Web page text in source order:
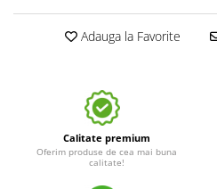
Adauga la Favorite
Calitate premium
Oferim produse de cea mai buna
calitate!